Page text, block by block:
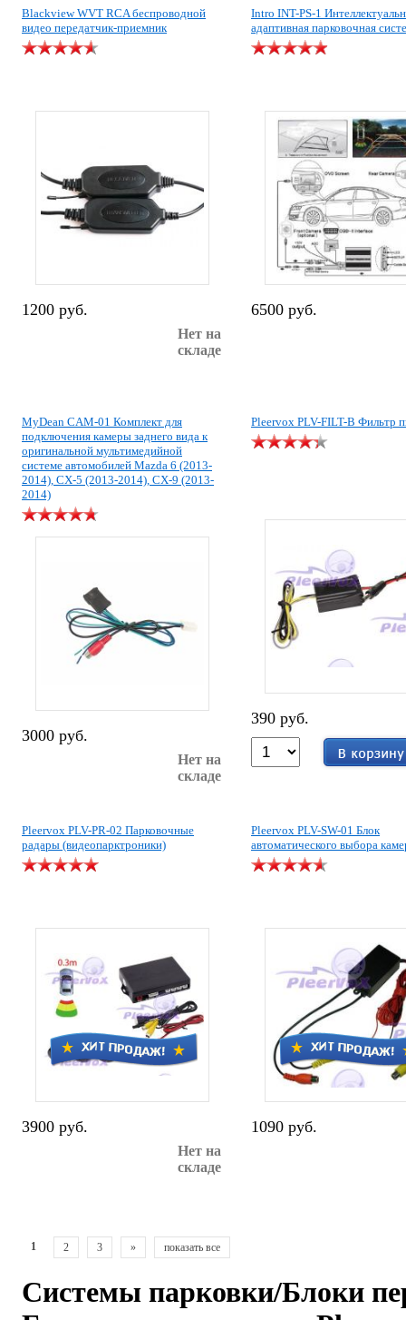
Blackview WVT RCA беспроводной
видео передатчик-приемник
1200 руб.
Нет на
складе
Intro INT-PS-1
адаптивная парковочная
6500 руб.
MyDean CAM-01 Комплект для
подключения камеры заднего вида к
оригинальной мультимедийной
системе автомобилей Mazda 6 (2013-
2014), CX-5 (2013-2014), CX-9 (2013-
2014)
3000 руб.
Нет на
складе
Pleervox PLV-FILT-B Фильтр
390 руб.
Pleervox PLV-PR-02 Парковочные
радары (видеопарктроники)
3900 руб.
Нет на
складе
Pleervox PLV-SW-01 Блок
автоматического выбора
1090 руб.
1 2 3 » показать все
Системы парковки/Блоки